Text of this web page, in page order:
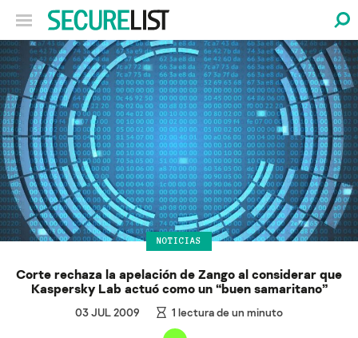
NOTICIAS
Corte rechaza la apelación de Zango al considerar que
Kaspersky Lab actuó como un “buen samaritano”
03 JUL 2009 1 lectura de un minuto